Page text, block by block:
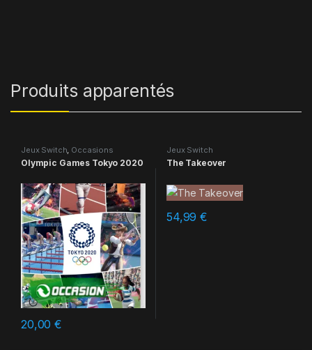
Produits apparentés
Jeux Switch, Occasions
Olympic Games Tokyo 2020
20,00€
Jeux Switch
The Takeover
54,99€